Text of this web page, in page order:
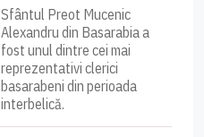
Sfântul Preot Mucenic
Alexandru din Basarabia a
fost unul dintre cei mai
reprezentativi clerici
basarabeni din perioada
interbelică.